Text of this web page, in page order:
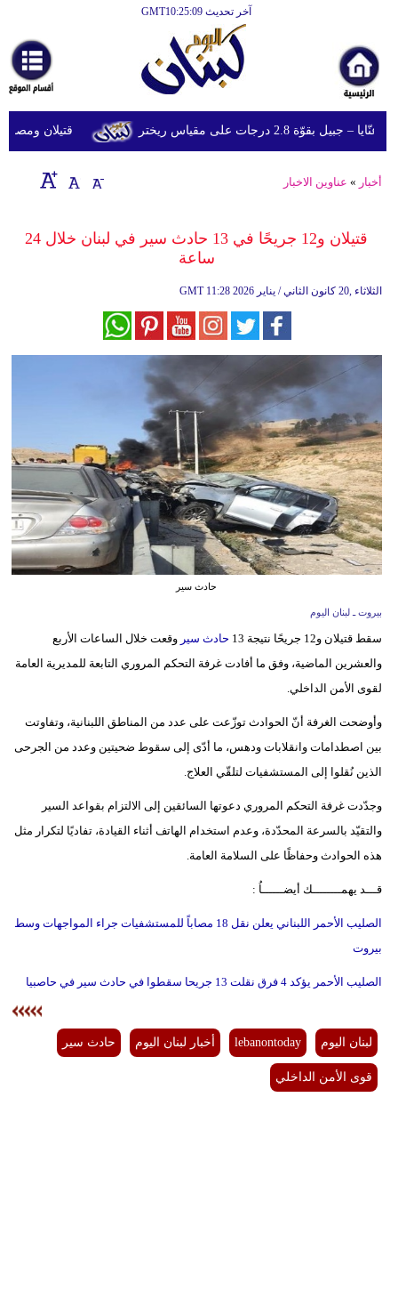
آخر تحديث GMT10:25:09
أخبارعاجلة
رياضة
ثقافة
إقتصاد
وموسيقى
ديكور
أخبار
إعلام
تعليم
إسلامية
وتكنولوجيا
مدوَّنات
سيارات
قتيلان ومصابون جراء 14 غارة إسرائيلية على 2.8 درجات على مقياس ريختر
أخبار » عناوين الاخبار
قتيلان و12 جريحًا في 13 حادث سير في لبنان خلال 24
ساعة
GMT 11:28 2026 الثلاثاء ,20 كانون الثاني / يناير
حادث سير
بيروت ـ لبنان اليوم
سقط قتيلان و12 جريحًا نتيجة 13 حادث سير وقعت خلال الساعات الأربع
والعشرين الماضية، وفق ما أفادت غرفة التحكم المروري التابعة للمديرية العامة
لقوى الأمن الداخلي.
وأوضحت الغرفة أنّ الحوادث توزّعت على عدد من المناطق اللبنانية، وتفاوتت
بين اصطدامات وانقلابات ودهس، ما أدّى إلى سقوط ضحيتين وعدد من الجرحى
الذين نُقلوا إلى المستشفيات لتلقّي العلاج.
وجدّدت غرفة التحكم المروري دعوتها السائقين إلى الالتزام بقواعد السير
والتقيّد بالسرعة المحدّدة، وعدم استخدام الهاتف أثناء القيادة، تفاديًا لتكرار مثل
هذه الحوادث وحفاظًا على السلامة العامة.
قـــد يهمــــــــك أيضــــــاُ :
الصليب الأحمر اللبناني يعلن نقل 18 مصاباً للمستشفيات جراء المواجهات وسط
بيروت
الصليب الأحمر يؤكد 4 فرق نقلت 13 جريحا سقطوا في حادث سير في حاصبيا
لبنان اليوم lebanontoday أخبار لبنان اليوم حادث سير
قوى الأمن الداخلي